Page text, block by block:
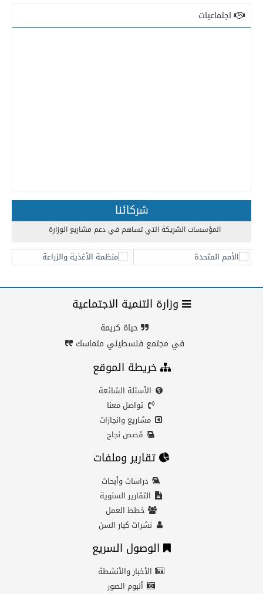
اجتماعيات
شركائنا
المؤسسات الشريكة التي تساهم في دعم مشاريع الوزارة
وزارة التنمية الاجتماعية
حياة كريمة
في مجتمع فلسطيني متماسك
خريطة الموقع
الأسئلة الشائعة
تواصل معنا
مشاريع وانجازات
قصص نجاح
تقارير وملفات
دراسات وأبحاث
التقارير السنوية
خطط العمل
نشرات كبار السن
الوصول السريع
الأخبار والأنشطة
ألبوم الصور